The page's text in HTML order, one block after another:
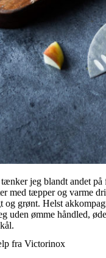
jeg blandt andet
med tæpper og varme
og grønt. Helst
uden ømme håndled,
fra Victorinox